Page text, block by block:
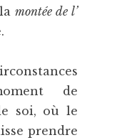
montée de l’
de
soi, où le
prendre